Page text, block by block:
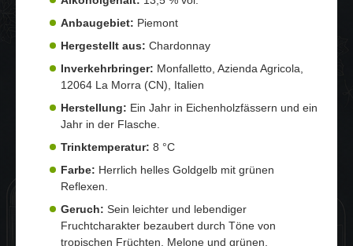
Anbaugebiet: Piemont
Hergestellt aus: Chardonnay
Inverkehrbringer: Monfalletto, Azienda Agricola,
12064 La Morra (CN), Italien
Herstellung: Ein Jahr in Eichenholzfässern und ein
Jahr in der Flasche.
Trinktemperatur: 8 °C
Farbe: Herrlich helles Goldgelb mit grünen
Reflexen.
Geruch: Sein leichter und lebendiger
Fruchtcharakter bezaubert durch Töne von
tropischen Früchten, Melone und grünen,